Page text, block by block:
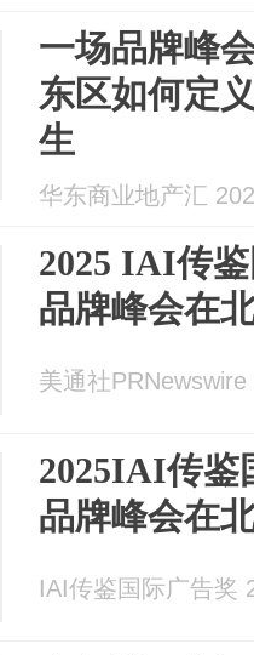
一场品牌峰
东区如何定
生
华东商业地产汇
2025 IAI传
品牌峰会在
美通社
2025IAI传鉴
品牌峰会在
IAI传鉴国际广告奖